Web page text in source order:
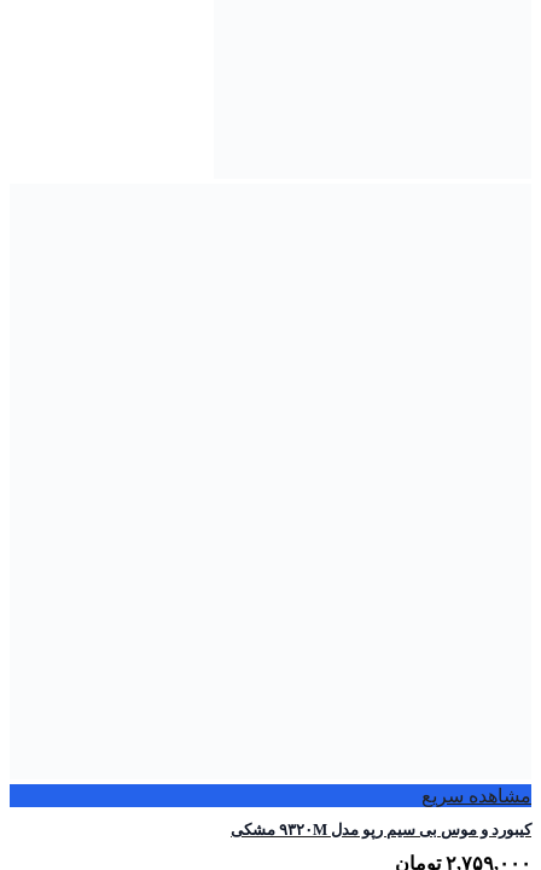
مشاهده سریع
کیبورد و موس بی سیم رپو مدل ۹۳۲۰M مشکی
۲,۷۵۹,۰۰۰ تومان